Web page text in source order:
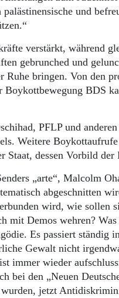
und
verstärkt, während
gebrunched und
Ruhe bringen. Von den
BDS
PFLP und anderen
Weitere
Staat, dessen Vorbild
„arte“, Malcolm
abgeschnitten
wird, wie sollen
mit Demos wehren? Was
Es passiert ständig
Gewalt nicht
immer wieder
bei den „Neuen
jetzt